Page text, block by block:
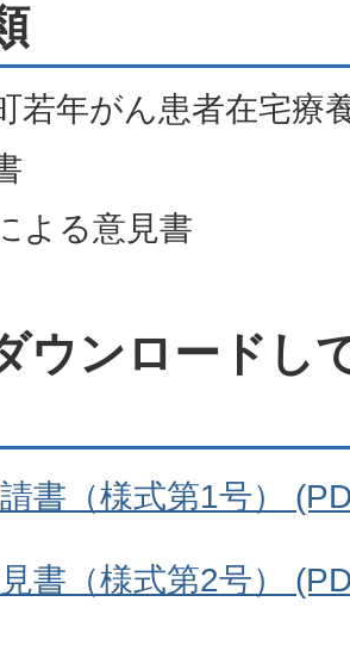
若年がん患者在宅療
よる意見書
ウンロードし
書（様式第1号）
書（様式第2号）